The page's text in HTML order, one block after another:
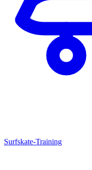
Surfskate-Training